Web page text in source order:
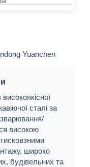
Yuanchen
сталі за
високою
широко
будівельних та